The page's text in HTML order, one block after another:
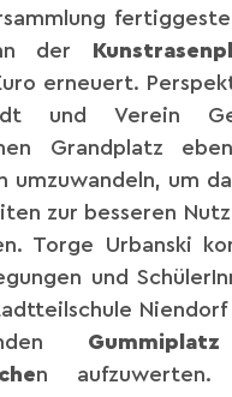
der
erneuert.
und Verein
Grandplatz
umzuwandeln, um
zur besseren
Torge Urbanski
und
n aufzuwerten.